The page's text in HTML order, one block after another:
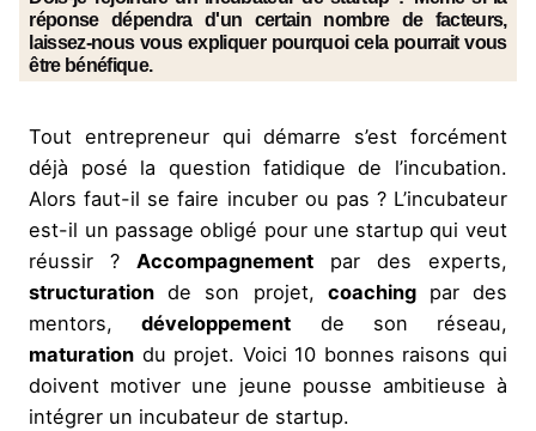
réponse dépendra d'un certain nombre de facteurs,
laissez-nous vous expliquer pourquoi cela pourrait vous
être bénéfique.
Tout entrepreneur qui démarre s’est forcément
déjà posé la question fatidique de l’incubation.
Alors faut-il se faire incuber ou pas ? L’incubateur
est-il un passage obligé pour une startup qui veut
réussir ?Accompagnement par des experts,
structuration de son projet, coachingpar des
mentors,développement de son réseau,
maturation du projet. Voici 10 bonnes raisons qui
doivent motiver une jeune pousse ambitieuse à
intégrer un incubateur de startup.